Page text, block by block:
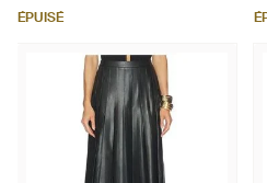
ÉPUISÉ